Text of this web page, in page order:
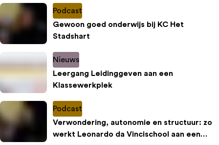
Podcast
Gewoon goed onderwijs bij KC Het
Stadshart
Nieuws
Leergang Leidinggeven aan een
Klassewerkplek
Podcast
Verwondering, autonomie en structuur: zo
werkt Leonardo da Vincischool aan een